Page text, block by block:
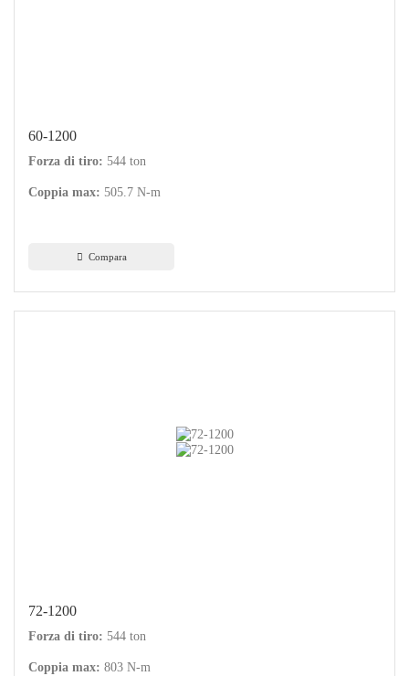
60-1200
Forza di tiro: 544 ton
Coppia max: 505.7 N-m
Compara
72-1200
Forza di tiro: 544 ton
Coppia max: 803 N-m